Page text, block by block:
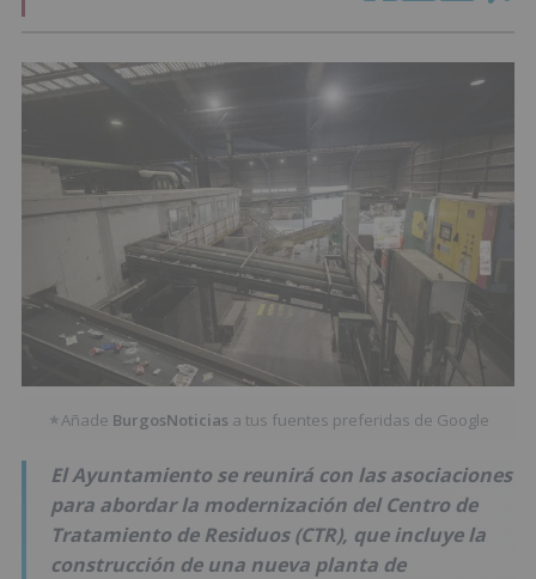
★Añade BurgosNoticias a tus fuentes preferidas de Google
El Ayuntamiento se reunirá con las asociaciones
para abordar la modernización del Centro de
Tratamiento de Residuos (CTR), que incluye la
construcción de una nueva planta de